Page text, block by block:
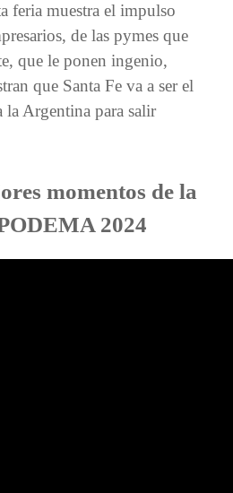
feria muestra el impulso
de las pymes que
que le ponen ingenio,
que Santa Fe va a ser el
la Argentina para salir
momentos de la
2024